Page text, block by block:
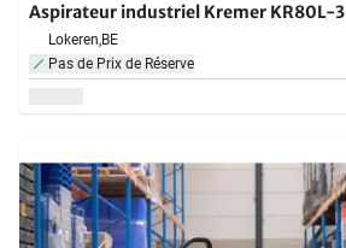
Aspirateur industriel Kremer KR80L-3
Lokeren,BE
Pas de Prix de Réserve